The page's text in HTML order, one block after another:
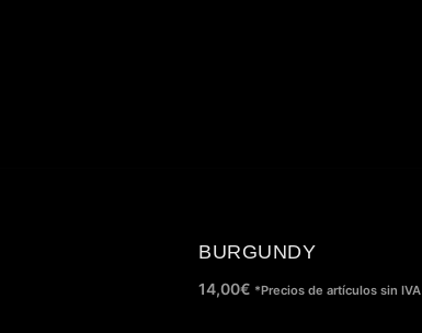
BURGUNDY
14,00€ *Precios de artículos sin IVA